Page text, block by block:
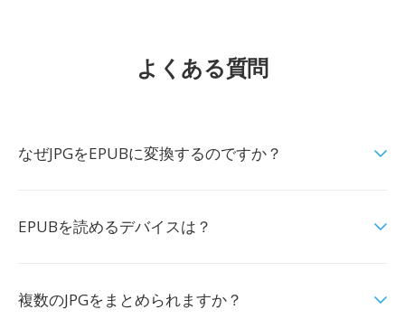
よくある質問
なぜJPGをEPUBに変換するのですか？
EPUBを読めるデバイスは？
複数のJPGをまとめられますか？